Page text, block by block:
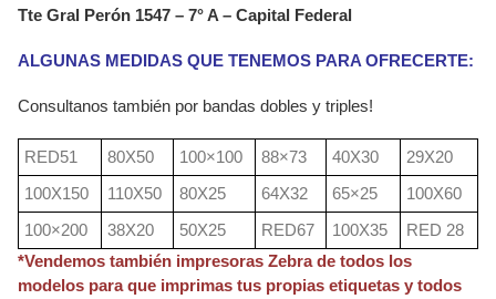
Tte Gral Perón 1547 – 7° A – Capital Federal
ALGUNAS MEDIDAS QUE TENEMOS PARA OFRECERTE:
Consultanos también por bandas dobles y triples!
RED51 80X50 100×100 88×73 40X30
29X20
100X150
110X50 80X25 64X32 65×25
100X60
100×200
38X20 50X25 RED67 100X35
RED 28
*Vendemos también impresoras Zebra de todos los
modelos para que imprimas tus propias etiquetas y todos